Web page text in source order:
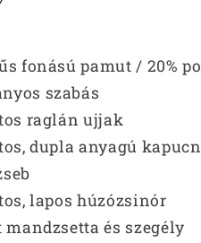
fonású pamut / 20%
szabás
raglán ujjak
dupla anyagú
lapos húzózsinór
mandzsetta és szegély